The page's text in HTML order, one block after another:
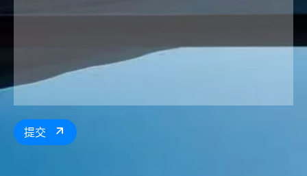
提交 